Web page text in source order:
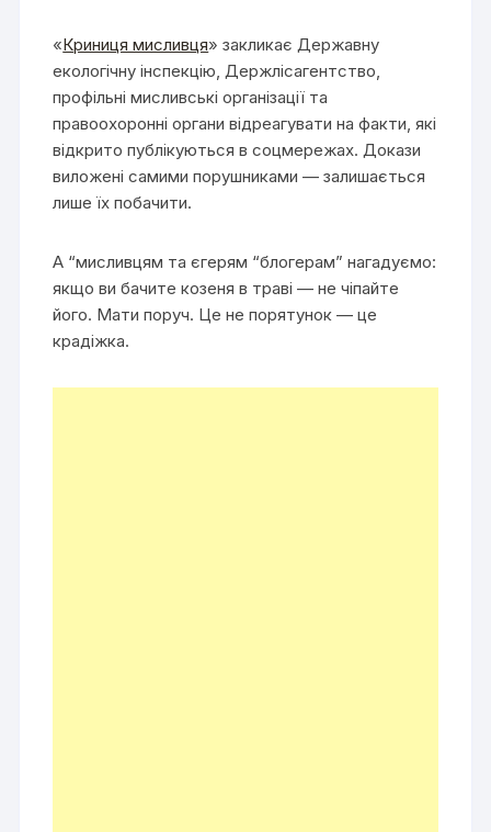
«Криниця мисливця» закликає Державну
екологічну інспекцію, Держлісагентство,
профільні мисливські організації та
правоохоронні органи відреагувати на факти, які
відкрито публікуються в соцмережах. Докази
виложені самими порушниками — залишається
лише їх побачити.
А “мисливцям та єгерям “блогерам” нагадуємо:
якщо ви бачите козеня в траві — не чіпайте
його. Мати поруч. Це не порятунок — це
крадіжка.